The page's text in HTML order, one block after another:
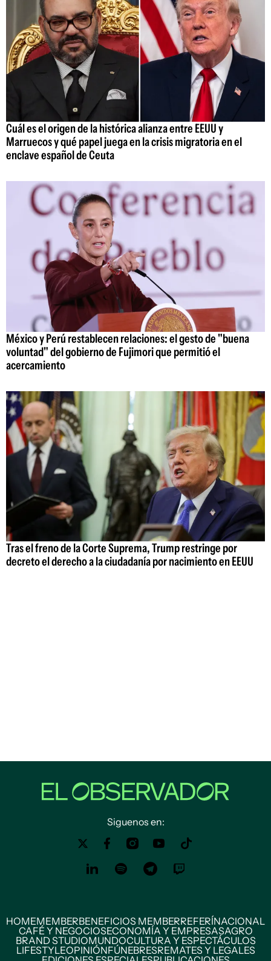
Cuál es el origen de la histórica alianza entre EEUU y
Marruecos y qué papel juega en la crisis migratoria en el
enclave español de Ceuta
México y Perú restablecen relaciones: el gesto de "buena
voluntad" del gobierno de Fujimori que permitió el
acercamiento
Tras el freno de la Corte Suprema, Trump restringe por
decreto el derecho a la ciudadanía por nacimiento en EEUU
Siguenos en:
HOMEMEMBERBENEFICIOS MEMBERREFERÍNACIONAL
CAFÉ Y NEGOCIOSECONOMÍA Y EMPRESASAGRO
BRAND STUDIOMUNDOCULTURA Y ESPECTÁCULOS
LIFESTYLEOPINIÓNFÚNEBRESREMATES Y LEGALES